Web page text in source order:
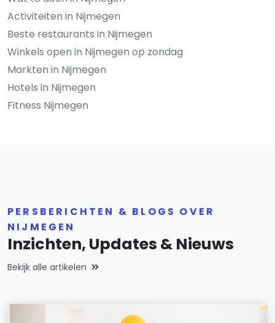
Activiteiten in Nijmegen
Beste restaurants in Nijmegen
Winkels open in Nijmegen op zondag
Markten in Nijmegen
Hotels in Nijmegen
Fitness Nijmegen
PERSBERICHTEN & BLOGS OVER
NIJMEGEN
Inzichten, Updates & Nieuws
Bekijk alle artikelen